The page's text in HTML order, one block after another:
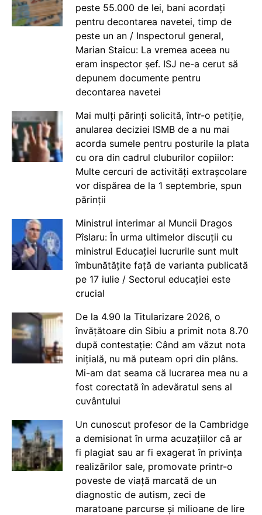
peste 55.000 de lei, bani acordați
pentru decontarea navetei, timp de
peste un an / Inspectorul general,
Marian Staicu: La vremea aceea nu
eram inspector șef. ISJ ne-a cerut să
depunem documente pentru
decontarea navetei
Mai mulți părinți solicită, într-o petiție,
anularea deciziei ISMB de a nu mai
acorda sumele pentru posturile la plata
cu ora din cadrul cluburilor copiilor:
Multe cercuri de activități extrașcolare
vor dispărea de la 1 septembrie, spun
părinții
Ministrul interimar al Muncii Dragos
Pîslaru: În urma ultimelor discuții cu
ministrul Educației lucrurile sunt mult
îmbunătățite față de varianta publicată
pe 17 iulie / Sectorul educației este
crucial
De la 4.90 la Titularizare 2026, o
învățătoare din Sibiu a primit nota 8.70
după contestație: Când am văzut nota
inițială, nu mă puteam opri din plâns.
Mi-am dat seama că lucrarea mea nu a
fost corectată în adevăratul sens al
cuvântului
Un cunoscut profesor de la Cambridge
a demisionat în urma acuzațiilor că ar
fi plagiat sau ar fi exagerat în privința
realizărilor sale, promovate printr-o
poveste de viață marcată de un
diagnostic de autism, zeci de
maratoane parcurse și milioane de lire